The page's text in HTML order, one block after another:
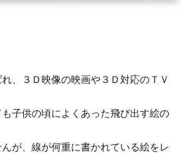
、３Ｄ映像の映画や３Ｄ対応のＴＶ
子供の頃によくあった飛び出す絵の
が、線が何重に書かれている絵をレ